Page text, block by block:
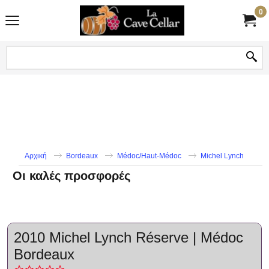
0
Αρχική Bordeaux Médoc/Haut-Médoc Michel Lynch
Οι καλές προσφορές
2010 Michel Lynch Réserve | Médoc
Bordeaux